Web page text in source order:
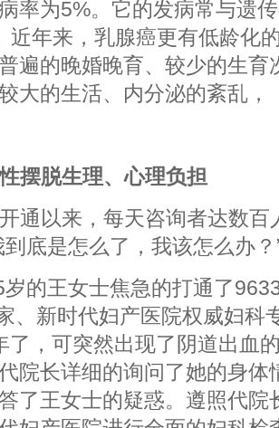
率为5%。它的发病常与遗
近年来，乳腺癌更有低龄化
遍的晚婚晚育、较少的生育
大的生活、内分泌的紊乱，
摆脱生理、心理负担
通以来，每天咨询者达数百
到底是怎么了，我该怎么办？
的王女士焦急的打通了
、新时代妇产医院权威妇科
了，可突然出现了阴道出血
院长详细的询问了她的身体
了王女士的疑惑。遵照代院